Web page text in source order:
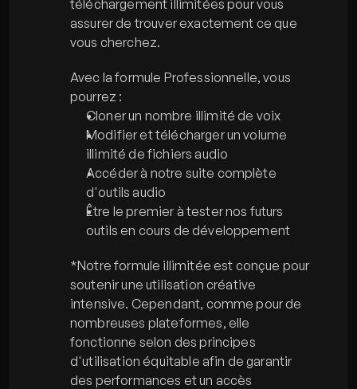
téléchargement illimitées pour vous
assurer de trouver exactement ce que
vous cherchez.
Avec la formule Professionnelle, vous
pourrez :
Cloner un nombre illimité de voix
Modifier et télécharger un volume
illimité de fichiers audio
Accéder à notre suite complète
d'outils audio
Être le premier à tester nos futurs
outils en cours de développement
*Notre formule illimitée est conçue pour
soutenir une utilisation créative
intensive. Cependant, comme pour de
nombreuses plateformes, elle
fonctionne selon des principes
d'utilisation équitable afin de garantir
des performances et un accès